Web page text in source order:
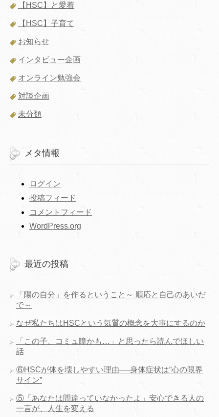
【HSC】と愛着
【HSC】子育て
お知らせ
インタビュー企画
オンライン勉強会
対談企画
未分類
メタ情報
ログイン
投稿フィード
コメントフィード
WordPress.org
最近の投稿
「陽の自分」を作るということ～ 順応と自己のあいだ
で～
なぜ私たちはHSCという気質の概念を大事にするのか
「この子、コミュ障かも…」と思ったら読んでほしい
話
⑥HSCが体を壊しやすい理由──身体症状は“心の限界
サイン”
⑤「あなたは間違っていなかったよ」安心できる人の
一言が、人生を変える